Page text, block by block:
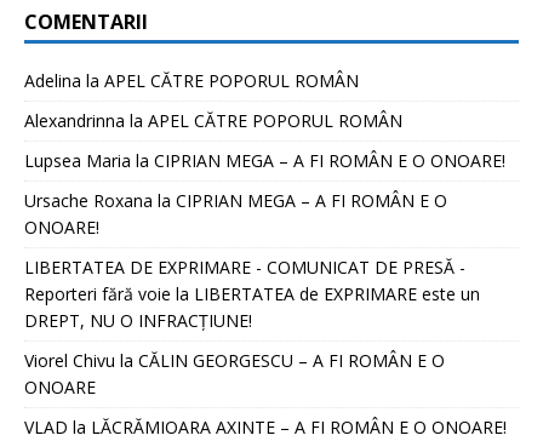
COMENTARII
Adelina la APEL CĂTRE POPORUL ROMÂN
Alexandrinna la APEL CĂTRE POPORUL ROMÂN
Lupsea Maria la CIPRIAN MEGA – A FI ROMÂN E O ONOARE!
Ursache Roxana la CIPRIAN MEGA – A FI ROMÂN E O
ONOARE!
LIBERTATEA DE EXPRIMARE - COMUNICAT DE PRESĂ -
Reporteri fără voie la LIBERTATEA de EXPRIMARE este un
DREPT, NU O INFRACȚIUNE!
Viorel Chivu la CĂLIN GEORGESCU – A FI ROMÂN E O
ONOARE
VLAD la LĂCRĂMIOARA AXINTE – A FI ROMÂN E O ONOARE!